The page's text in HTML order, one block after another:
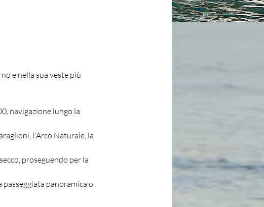
e nella sua veste più
navigazione lungo la
l'Arco Naturale, la
proseguendo per la
panoramica o